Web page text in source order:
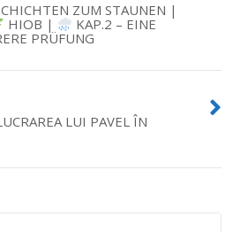
ZUM STAUNEN |
HIOB |
KAP.2 – EINE
PRÜFUNG
LUI PAVEL ÎN